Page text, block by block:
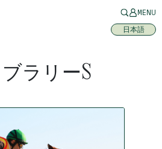
MENU
日本語
ラリーS